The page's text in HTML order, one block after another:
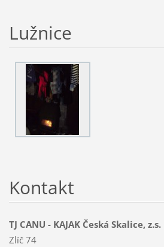
Lužnice
Kontakt
TJ CANU - KAJAK Česká Skalice, z.s.
Zlíč 74